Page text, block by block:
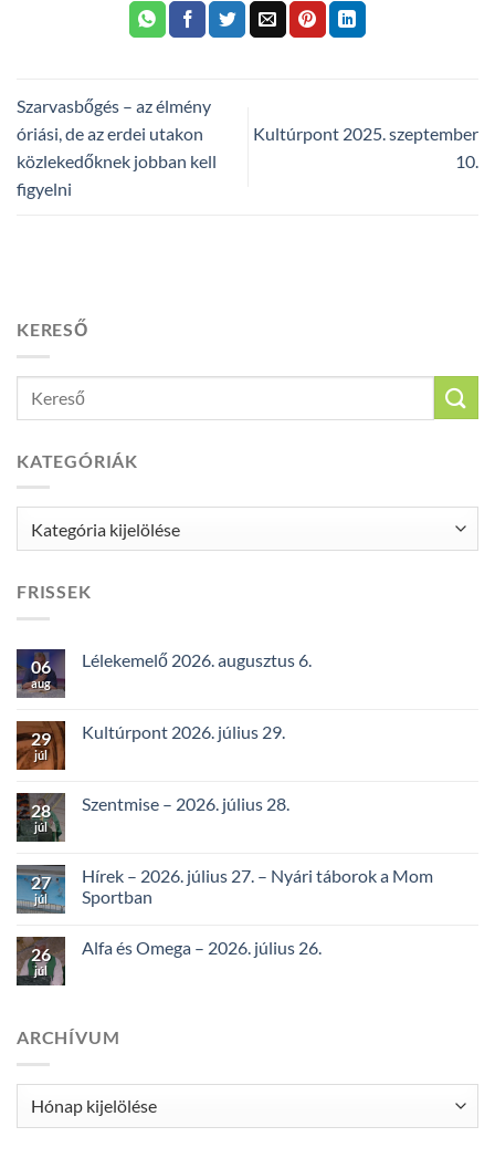
Szarvasbőgés – az élmény
óriási, de az erdei utakon
közlekedőknek jobban kell
figyelni
Kultúrpont 2025. szeptember
10.
KERESŐ
KATEGÓRIÁK
FRISSEK
06
aug
Lélekemelő 2026. augusztus 6.
29
júl
Kultúrpont 2026. július 29.
28
júl
Szentmise – 2026. július 28.
27
júl
Hírek – 2026. július 27. – Nyári táborok a Mom
Sportban
26
júl
Alfa és Omega – 2026. július 26.
ARCHÍVUM
Archívum